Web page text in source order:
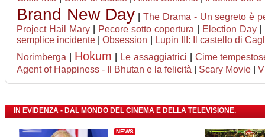
Brand New Day
The Drama - Un segreto è
Project Hail Mary| Pecore sotto copertura Election Day|
semplice incidente |Obsession
Lupin III: Il castello di
Norimberga
Hokum Le assaggiatrici
Cime
Agent of Happiness - Il Bhutan e la felicità
Scary Movie
IN EVIDENZA - DAL MONDO DEL CINEMA E DELLA TELEVISIONE.
NEWS